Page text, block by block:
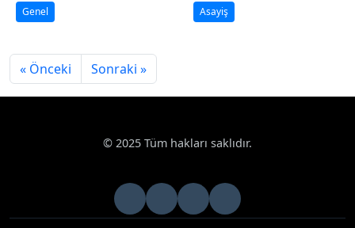
Genel Asayiş
« Önceki Sonraki »
© 2025 Tüm hakları saklıdır.